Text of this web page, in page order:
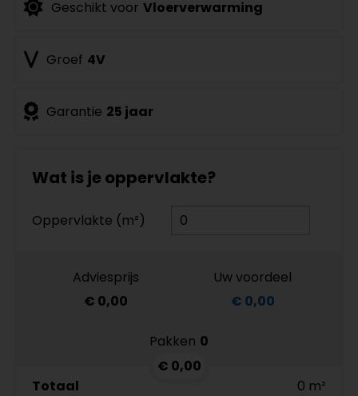
Geschikt voor Vloerverwarming
Groef 4V
Garantie 25 jaar
Wat is je oppervlakte?
Oppervlakte (m²)
Adviesprijs
€ 0,00
Uw voordeel
€ 0,00
Pakken 0
€ 0,00
Totaal
0 m²